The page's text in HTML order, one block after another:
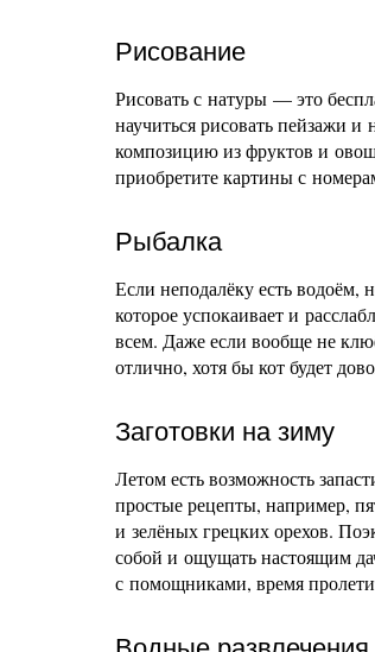
Рисование
Рисовать с натуры — это
научиться рисовать пейзажи
композицию из фруктов и
приобретите картины с
Рыбалка
Если неподалёку есть водоём,
которое успокаивает и
всем. Даже если вообще не
отлично, хотя бы кот будет
Заготовки на зиму
Летом есть возможность
простые рецепты, например,
и зелёных грецких орехов.
собой и ощущать настоящим
с помощниками, время